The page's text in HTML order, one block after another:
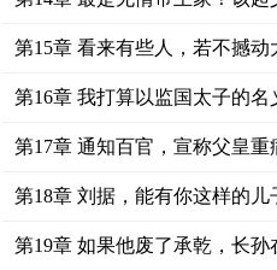
第15章 看来有些人，若不撼
休！！
第16章 我打算以监国太子的
党！
第17章 通知百官，宣称父皇
贼！！
第18章 刘据，能有你这样的儿
第19章 如果他废了承乾，长